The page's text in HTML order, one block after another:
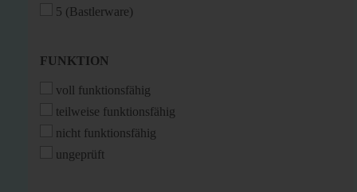
5 (Bastlerware)
FUNKTION
FUNKTION
voll funktionsfähig
teilweise funktionsfähig
nicht funktionsfähig
ungeprüft